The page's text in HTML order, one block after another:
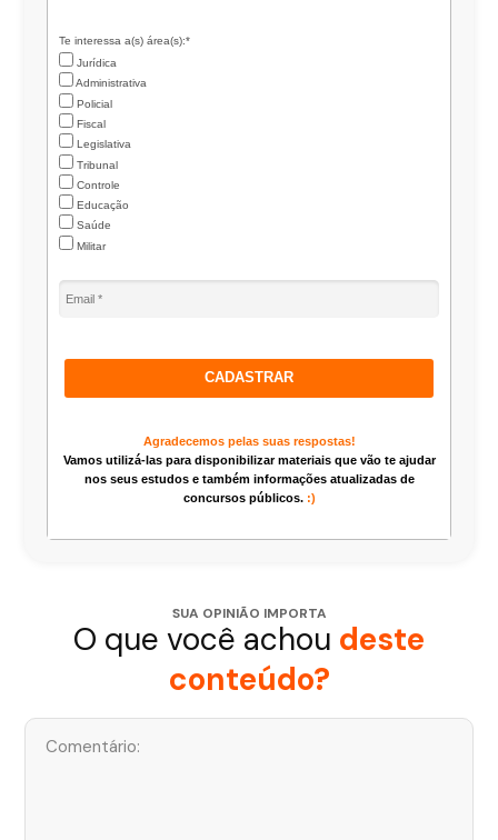
Te interessa a(s) área(s):*
Jurídica
Administrativa
Policial
Fiscal
Legislativa
Tribunal
Controle
Educação
Saúde
Militar
CADASTRAR
Agradecemos pelas suas respostas!
Vamos utilizá-las para disponibilizar materiais que vão te ajudar
nos seus estudos e também informações atualizadas de
concursos públicos. :)
SUA OPINIÃO IMPORTA
O que você achou deste
conteúdo?